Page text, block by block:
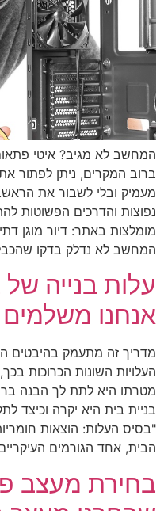
המחשב לא מגיב? איטי
ברוב המקרים, ניתן לפתור
נפוצות והדרכים הפשוטות
המחשב לא נדלק בדקו
עלות בנייה
אנחנו
מדריך זה מתעמק בהיבטים
העלויות השונות הכרוכות
מטרתו היא לתת לך הבנה
בניית בית היא יקרה וכיצד
"בסיס העלות: הוצאות
הבית, אחד הגורמים
בחירת מעצב